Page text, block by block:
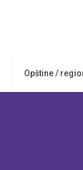
Opštine /